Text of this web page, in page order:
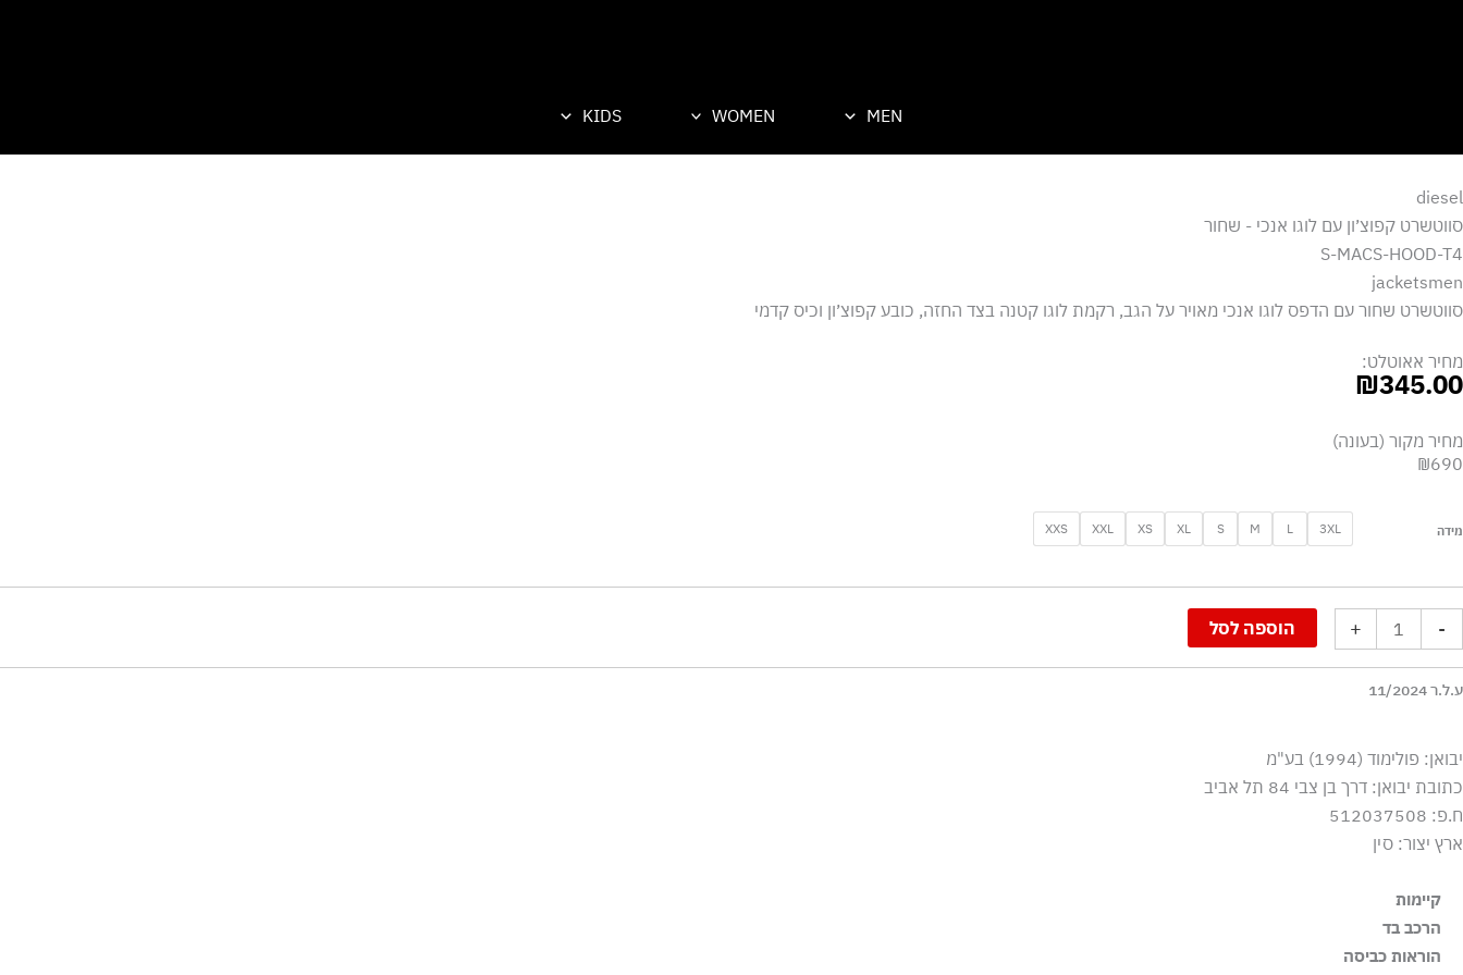
MEN
WOMEN
KIDS
diesel
סווטשרט קפוצ׳ון עם לוגו אנכי - שחור
S-MACS-HOOD-T4
jacketsmen
סווטשרט שחור עם הדפס לוגו אנכי מאויר על הגב, רקמת לוגו קטנה בצד החזה, כובע קפוצ׳ון וכיס קדמי
מחיר אאוטלט:
₪345.00
מחיר מקור (בעונה)
₪690
מידה 3XL
L
M
S
XL
XS
XXL
XXS
-
קפוצ׳ון
עם
אנכי
+ הוספה לסל
ע.ל.ר 11/2024
יבואן: פולימוד (1994) בע"מ
כתובת יבואן: דרך בן צבי 84 תל אביב
ח.פ: 512037508
ארץ יצור: סין
קיימות
הבד עשוי מ-63% כותנה אורגנית ו-37% ניילון ממוחזר
הרכב בד
63% כותנה 37% פוליאסטר, ריב 97% כותנה 3% אלסטןהוראות כביסה